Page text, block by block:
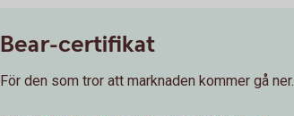
Bear-certifikat
För den som tror att marknaden kommer gå ner.